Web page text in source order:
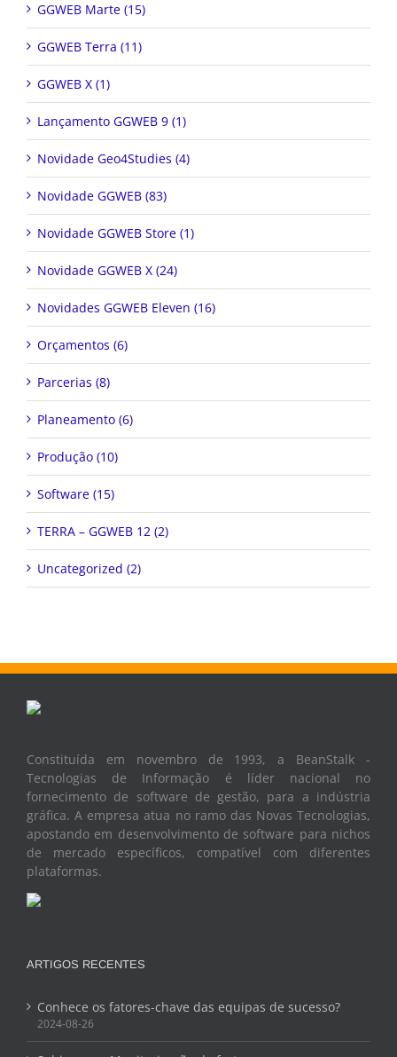
GGWEB Marte (15)
GGWEB Terra (11)
GGWEB X (1)
Lançamento GGWEB 9 (1)
Novidade Geo4Studies (4)
Novidade GGWEB (83)
Novidade GGWEB Store (1)
Novidade GGWEB X (24)
Novidades GGWEB Eleven (16)
Orçamentos (6)
Parcerias (8)
Planeamento (6)
Produção (10)
Software (15)
TERRA – GGWEB 12 (2)
Uncategorized (2)
Constituída em novembro de 1993, a BeanStalk -
Tecnologias de Informação é líder nacional no
fornecimento de software de gestão, para a indústria
gráfica. A empresa atua no ramo das Novas Tecnologias,
apostando em desenvolvimento de software para nichos
de mercado específicos, compatível com diferentes
plataformas.
ARTIGOS RECENTES
Conhece os fatores-chave das equipas de sucesso?
2024-08-26